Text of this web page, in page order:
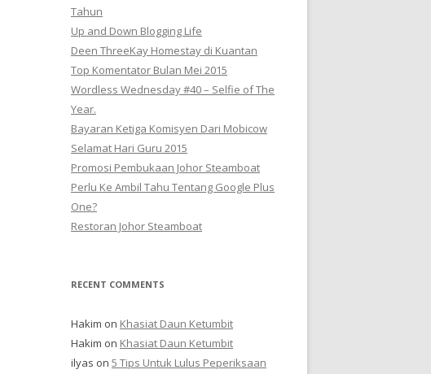
Tahun
Up and Down Blogging Life
Deen ThreeKay Homestay di Kuantan
Top Komentator Bulan Mei 2015
Wordless Wednesday #40 – Selfie of The
Year.
Bayaran Ketiga Komisyen Dari Mobicow
Selamat Hari Guru 2015
Promosi Pembukaan Johor ‎Steamboat
Perlu Ke Ambil Tahu Tentang Google Plus
One?
Restoran Johor Steamboat
RECENT COMMENTS
Hakim on Khasiat Daun Ketumbit
Hakim on Khasiat Daun Ketumbit
ilyas on 5 Tips Untuk Lulus Peperiksaan